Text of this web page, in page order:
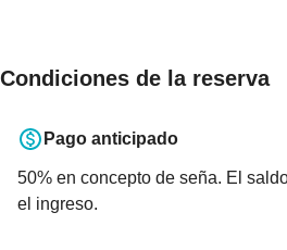
Condiciones de la reserva
Pago anticipado
50% en concepto de seña. El
el ingreso.